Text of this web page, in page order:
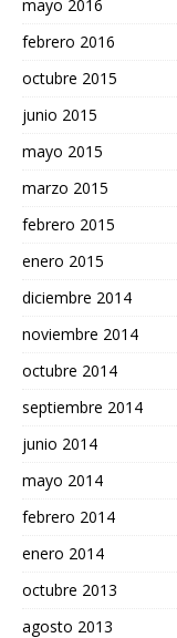
mayo 2016
febrero 2016
octubre 2015
junio 2015
mayo 2015
marzo 2015
febrero 2015
enero 2015
diciembre 2014
noviembre 2014
octubre 2014
septiembre 2014
junio 2014
mayo 2014
febrero 2014
enero 2014
octubre 2013
agosto 2013